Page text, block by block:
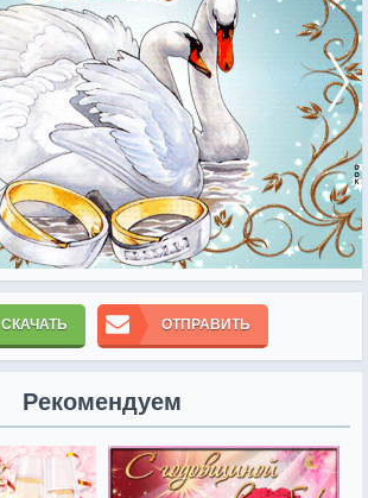
СКАЧАТЬ ОТПРАВИТЬ
Рекомендуем